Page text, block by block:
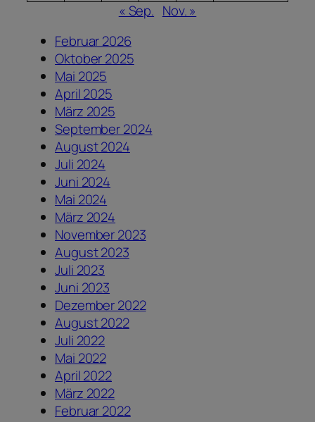
« Sep. Nov. »
Februar 2026
Oktober 2025
Mai 2025
April 2025
März 2025
September 2024
August 2024
Juli 2024
Juni 2024
Mai 2024
März 2024
November 2023
August 2023
Juli 2023
Juni 2023
Dezember 2022
August 2022
Juli 2022
Mai 2022
April 2022
März 2022
Februar 2022